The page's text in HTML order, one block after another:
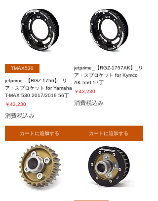
TMAX530
jetprime_【RGZ-1756】_リ
ア・スプロケット for Yamaha
T-MAX 530 2017/2019 56丁
価格
￥43,230
消費税込み
カートに追加する
jetprime_【RGZ-1757AK】_リ
ア・スプロケット for Kymco
AK 550 57丁
価格
￥43,230
消費税込み
カートに追加する